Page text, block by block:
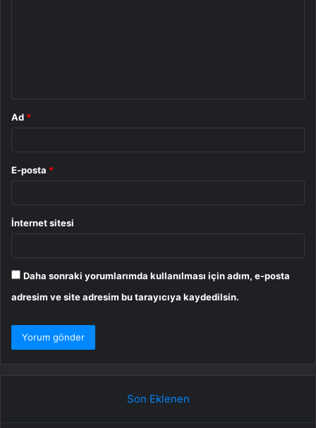
Ad *
E-posta *
İnternet sitesi
Daha sonraki yorumlarımda kullanılması için adım, e-posta
adresim ve site adresim bu tarayıcıya kaydedilsin.
Son Eklenen